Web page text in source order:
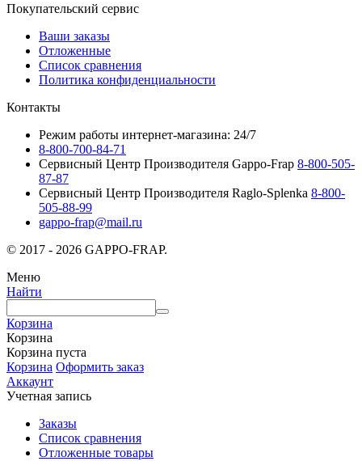
Покупательский сервис
Ваши заказы
Отложенные
Список сравнения
Политика конфиденциальности
Контакты
Режим работы интернет-магазина: 24/7
8-800-700-84-71
Сервисный Центр Производителя Gappo-Frap 8-800-505-
87-87
Сервисный Центр Производителя Raglo-Splenka 8-800-
505-88-99
gappo-frap@mail.ru
© 2017 - 2026 GAPPO-FRAP.
Меню
Найти
Корзина
Корзина
Корзина пуста
Корзина Оформить заказ
Аккаунт
Учетная запись
Заказы
Список сравнения
Отложенные товары